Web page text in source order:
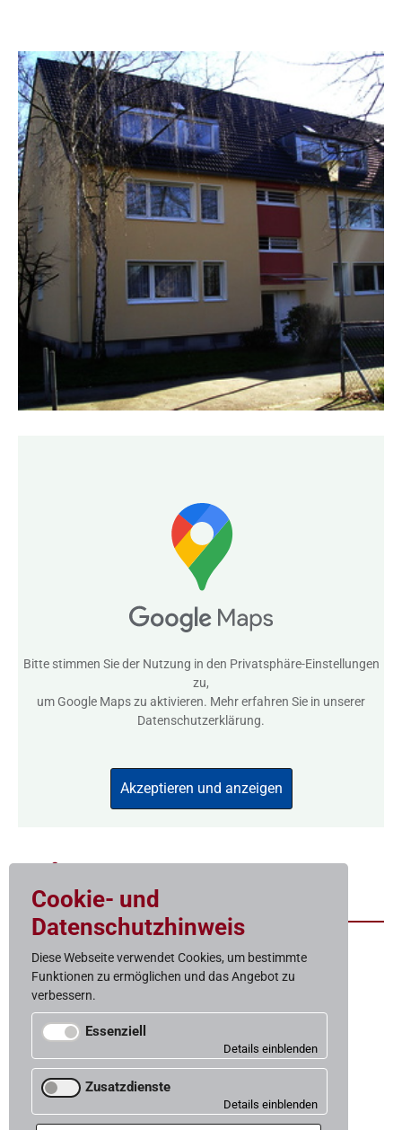
Bitte stimmen Sie der Nutzung in den Privatsphäre-Einstellungen
zu,
um Google Maps zu aktivieren. Mehr erfahren Sie in unserer
Datenschutzerklärung.
Akzeptieren und anzeigen
Baugelast
Weißenburgstraße 15
Telefon 0221-973153-0
Telefax 0221-973153-19
Cookie- und
Datenschutzhinweis
Diese Webseite verwendet Cookies, um bestimmte
Funktionen zu ermöglichen und das Angebot zu
verbessern.
Essenziell
Für den Betrieb der Website notwendige Cookies.
Zusatzdienste
Es werden Drittanbieterdienste von Google Maps